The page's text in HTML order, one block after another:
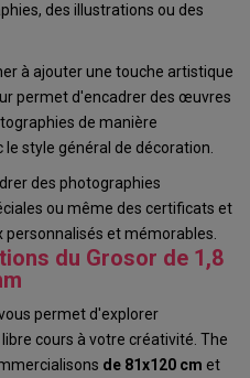
des illustrations ou des
à ajouter une touche artistique
permet d'encadrer des œuvres
de manière
style général de décoration.
des photographies
ou même des certificats et
personnalisés et mémorables.
du Grosor de 1,8
permet d'explorer
cours à votre créativité. The
de 81x120 cm et